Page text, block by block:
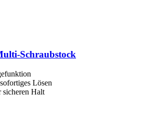
​Schraubstock
Lösen
sicheren Halt